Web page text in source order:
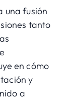
una fusión
tanto
en cómo
y
a